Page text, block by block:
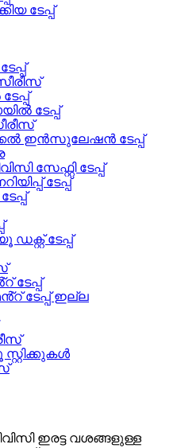
ടേപ്പ്
ടേപ്പ്
ഇൻസുലേഷൻ ടേപ്പ്
സേഫ്റ്റി ടേപ്പ്
ടേപ്പ്
ടേപ്പ്
ടേപ്പ്
ടേപ്പ് ഇല്ല